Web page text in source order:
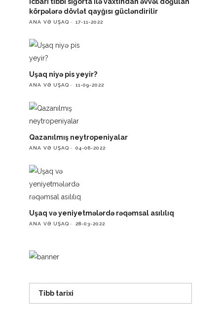
körpələrə dövlət qayğısı gücləndirilir
ANA VƏ UŞAQ 17-11-2022
Uşaq niyə pis yeyir?
ANA VƏ UŞAQ 11-09-2022
Qazanılmış neytropeniyalar
ANA VƏ UŞAQ 04-06-2022
Uşaq və yeniyetmələrdə rəqəmsal asılılıq
ANA VƏ UŞAQ 28-03-2022
Tibb tarixi